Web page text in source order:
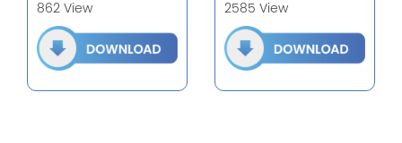
862 View 2585 View